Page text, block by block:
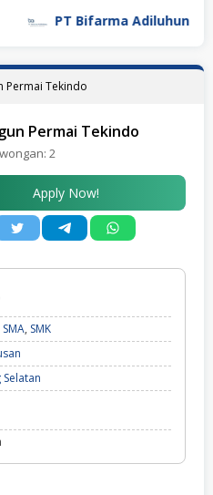
PT Bifarma Adiluhung (a
Permai Tekindo
Permai Tekindo
2
Apply Now!
SMA, SMK